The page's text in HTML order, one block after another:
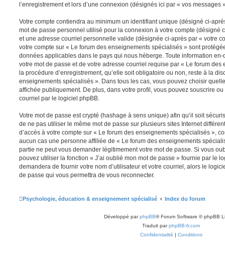
l’enregistrement et lors d’une connexion (désignés ici par « vos messages
Votre compte contiendra au minimum un identifiant unique (désigné ci-
mot de passe personnel utilisé pour la connexion à votre compte (désigné
et une adresse courriel personnelle valide (désignée ci-après par « votre
votre compte sur « Le forum des enseignements spécialisés » sont
données applicables dans le pays qui nous héberge. Toute information en-
votre mot de passe et de votre adresse courriel requise par « Le forum
la procédure d’enregistrement, qu’elle soit obligatoire ou non, reste à la
enseignements spécialisés ». Dans tous les cas, vous pouvez choisir
affichée publiquement. De plus, dans votre profil, vous pouvez souscrire
courriel par le logiciel phpBB.
Votre mot de passe est crypté (hashage à sens unique) afin qu’il soit
de ne pas utiliser le même mot de passe sur plusieurs sites Internet
d’accès à votre compte sur « Le forum des enseignements spécialisés »,
aucun cas une personne affiliée de « Le forum des enseignements
partie ne peut vous demander légitimement votre mot de passe. Si vous
pouvez utiliser la fonction « J’ai oublié mon mot de passe » fournie par le
demandera de fournir votre nom d’utilisateur et votre courriel, alors le
de passe qui vous permettra de vous reconnecter.
Psychologie, éducation & enseignement spécialisé Index du forum
Développé parphpBB® Forum Software © phpBB
Traduit parphpBB-fr.com
Confidentialité | Conditions